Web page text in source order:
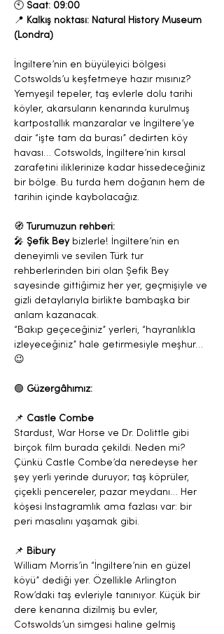
🕙 Saat: 09:00
📍 Kalkış noktası: Natural History Museum
(Londra)
İngiltere’nin en büyüleyici bölgesi
Cotswolds’u keşfetmeye hazır mısınız?
Yemyeşil tepeler, taş evlerle dolu tarihi
köyler, akarsuların kenarında kurulmuş
kartpostallık manzaralar ve İngiltere’ye
dair “işte tam da burası” dedirten köy
havası… Cotswolds, İngiltere’nin kırsal
zarafetini iliklerinize kadar hissedeceğiniz
bir bölge. Bu turda hem doğanın hem de
tarihin içinde kaybolacağız.
🧭 Turumuzun rehberi:
🎤 Şefik Bey bizlerle! İngiltere’nin en
deneyimli ve sevilen Türk tur
rehberlerinden biri olan Şefik Bey
sayesinde gittiğimiz her yer, geçmişiyle ve
gizli detaylarıyla birlikte bambaşka bir
anlam kazanacak.
“Bakıp geçeceğiniz” yerleri, “hayranlıkla
izleyeceğiniz” hale getirmesiyle meşhur…
😉
🟢 Güzergâhımız:
📌 Castle Combe
Stardust, War Horse ve Dr. Dolittle gibi
birçok film burada çekildi. Neden mi?
Çünkü Castle Combe’da neredeyse her
şey yerli yerinde duruyor; taş köprüler,
çiçekli pencereler, pazar meydanı… Her
köşesi Instagramlık ama fazlası var: bir
peri masalını yaşamak gibi.
📌 Bibury
William Morris’in “İngiltere’nin en güzel
köyü” dediği yer. Özellikle Arlington
Row’daki taş evleriyle tanınıyor. Küçük bir
dere kenarına dizilmiş bu evler,
Cotswolds’un simgesi haline gelmiş